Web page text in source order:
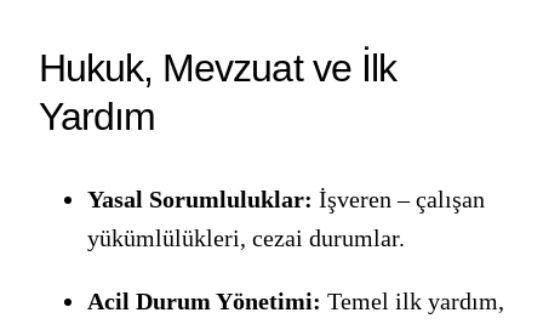
Hukuk, Mevzuat ve İlk
Yardım
Yasal Sorumluluklar: İşveren – çalışan
yükümlülükleri, cezai durumlar.
Acil Durum Yönetimi: Temel ilk yardım,